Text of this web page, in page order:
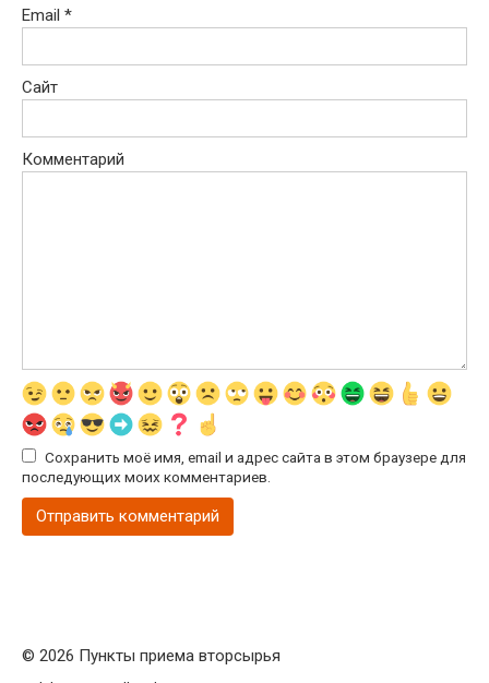
Email *
Сайт
Комментарий
Сохранить моё имя, email и адрес сайта в этом браузере для
последующих моих комментариев.
© 2026 Пункты приема вторсырья